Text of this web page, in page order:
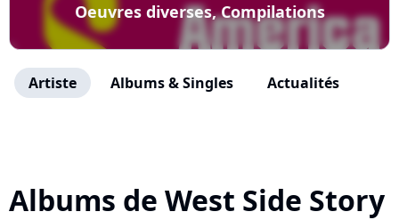
Oeuvres diverses, Compilations
Artiste Albums & Singles Actualités
Albums de West Side Story